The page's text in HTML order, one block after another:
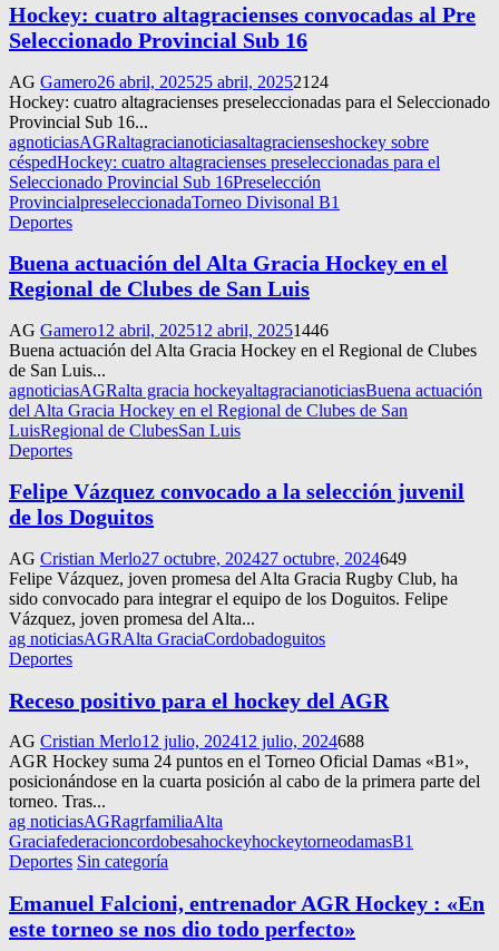
Hockey: cuatro altagracienses convocadas al Pre
Seleccionado Provincial Sub 16
AG Gamero26 abril, 202525 abril, 20252124
Hockey: cuatro altagracienses preseleccionadas para el Seleccionado
Provincial Sub 16...
agnoticiasAGRaltagracianoticiasaltagracienseshockey sobre
céspedHockey: cuatro altagracienses preseleccionadas para el
Seleccionado Provincial Sub 16Preselección
ProvincialpreseleccionadaTorneo Divisonal B1
Deportes
Buena actuación del Alta Gracia Hockey en el
Regional de Clubes de San Luis
AG Gamero12 abril, 202512 abril, 20251446
Buena actuación del Alta Gracia Hockey en el Regional de Clubes
de San Luis...
agnoticiasAGRalta gracia hockeyaltagracianoticiasBuena actuación
del Alta Gracia Hockey en el Regional de Clubes de San
LuisRegional de ClubesSan Luis
Deportes
Felipe Vázquez convocado a la selección juvenil
de los Doguitos
AG Cristian Merlo27 octubre, 202427 octubre, 2024649
Felipe Vázquez, joven promesa del Alta Gracia Rugby Club, ha
sido convocado para integrar el equipo de los Doguitos. Felipe
Vázquez, joven promesa del Alta...
ag noticiasAGRAlta GraciaCordobadoguitos
Deportes
Receso positivo para el hockey del AGR
AG Cristian Merlo12 julio, 202412 julio, 2024688
AGR Hockey suma 24 puntos en el Torneo Oficial Damas «B1»,
posicionándose en la cuarta posición al cabo de la primera parte del
torneo. Tras...
ag noticiasAGRagrfamiliaAlta
GraciafederacioncordobesahockeyhockeytorneodamasB1
Deportes Sin categoría
Emanuel Falcioni, entrenador AGR Hockey : «En
este torneo se nos dio todo perfecto»